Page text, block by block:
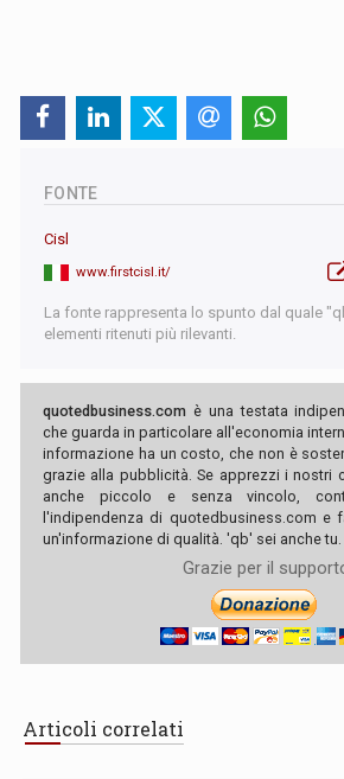
FONTE
Cisl
www.firstcisl.it/
La fonte rappresenta lo spunto dal quale
elementi ritenuti più rilevanti.
quotedbusiness.com è una testata
che guarda in particolare all'economia
informazione ha un costo, che non è
grazie alla pubblicità. Se apprezzi i nostri
anche piccolo e senza vincolo,
l'indipendenza di quotedbusiness.com e
un'informazione di qualità. 'qb' sei anche tu.
Grazie per il
Articoli correlati